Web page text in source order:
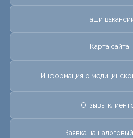
Наши
Карта сайта
Информация о
Отзывы
Заявка на